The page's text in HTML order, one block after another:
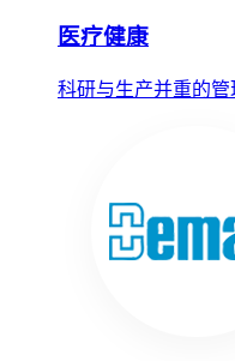
医疗健康
科研与生产并重的